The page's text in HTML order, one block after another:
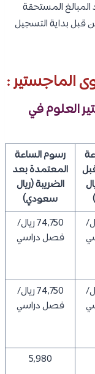
المبالغ المستحقة
قبل بداية التسجيل
الماجستير :
العلوم في
رسوم الساعة
المعتمدة بعد
الضريبة (ريال
سعودي)
74,750 ريال/
فصل دراسي
74,750 ريال/
فصل دراسي
5,980